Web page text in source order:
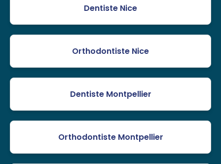
Dentiste Nice
Orthodontiste Nice
Dentiste Montpellier
Orthodontiste Montpellier